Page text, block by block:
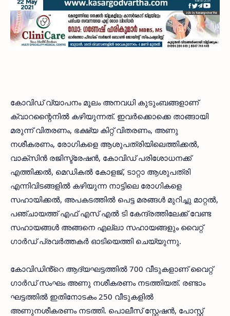
കോവിഡ് വ്യാപനം മൂലം അനവധി കുടുംബങ്ങളാണ്
ക്വാറന്റൈനിൽ കഴിയുന്നത്. ഇവർക്കൊക്കെ താങ്ങായി
മരുന്ന് വിതരണം, ഭക്ഷ്യ കിറ്റ് വിതരണം, അണു
നശീകരണം, രോഗികളെ ആശുപത്രിയിലെത്തിക്കൽ,
വാക്സിൻ രജിസ്ട്രേഷൻ, കോവിഡ് പരിശോധനക്ക്
എത്തിക്കൽ, മെഡികൽ കോളജ്, ടാറ്റാ ആശുപത്രി
എന്നിവിടങ്ങളിൽ കഴിയുന്ന നാട്ടിലെ രോഗികളെ
സഹായിക്കൽ, അപകടത്തിൽ പെട്ട മരങ്ങൾ മുറിച്ചു മാറ്റൽ,
പഞ്ചായത്ത് എഫ് എസ് എൽ ടി കേന്ദ്രത്തിലേക്ക് വേണ്ട
സഹായങ്ങൾ അങ്ങനെ എല്ലാ സഹായങ്ങളും വൈറ്റ്
ഗാർഡ് പ്രവർത്തകർ ഓടിയെത്തി ചെയ്യുന്നു.
കോവിഡിൻ്റെ ആദ്യഘട്ടത്തിൽ 700 വീടുകളാണ് വൈറ്റ്
ഗാർഡ് സംഘം അണു നശീകരണം നടത്തിയത്. രണ്ടാം
ഘട്ടത്തിൽ ഇതിനോടകം 250 വീടുകളിൽ
അണുനശീകരണം നടത്തി. പൊലീസ് സ്റ്റേഷൻ, പോസ്റ്റ്